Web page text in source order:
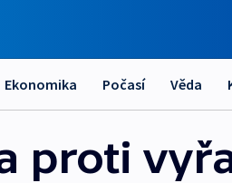
Ekonomika Počasí Věda
proti